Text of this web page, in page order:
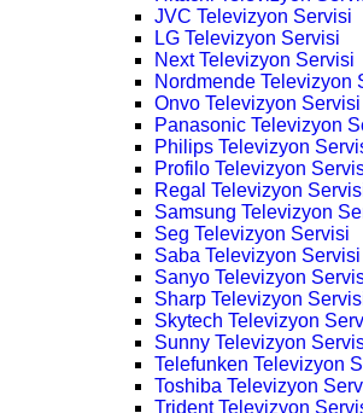
JVC Televizyon Servisi
LG Televizyon Servisi
Next Televizyon Servisi
Nordmende Televizyon
Onvo Televizyon Servisi
Panasonic Televizyon
Philips Televizyon
Profilo Televizyon
Regal Televizyon
Samsung Televizyon
Seg Televizyon Servisi
Saba Televizyon Servisi
Sanyo Televizyon
Sharp Televizyon
Skytech Televizyon
Sunny Televizyon
Telefunken Televizyon
Toshiba Televizyon
Trident Televizyon